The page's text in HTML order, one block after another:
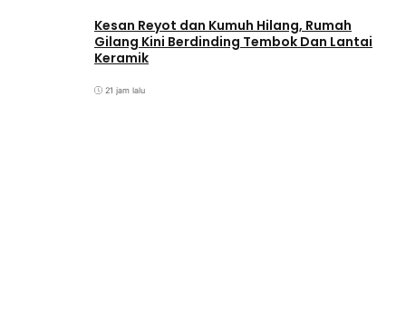
Kesan Reyot dan Kumuh Hilang, Rumah
Gilang Kini Berdinding Tembok Dan Lantai
Keramik
21 jam lalu